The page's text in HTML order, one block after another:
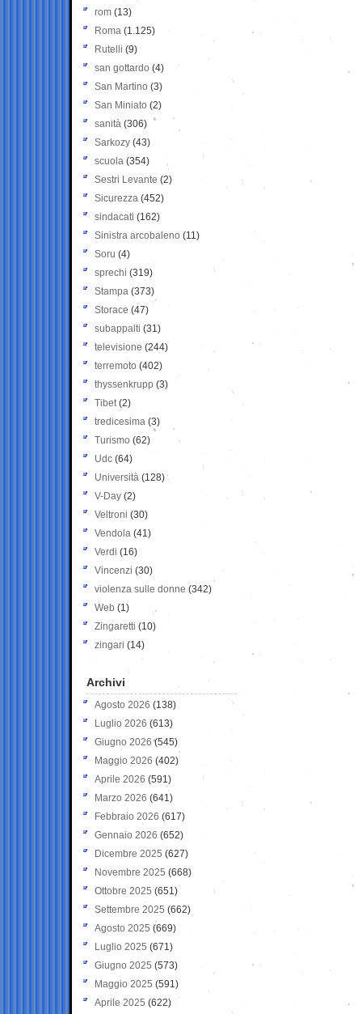
rom (13)
Roma (1.125)
Rutelli (9)
san gottardo (4)
San Martino (3)
San Miniato (2)
sanità (306)
Sarkozy (43)
scuola (354)
Sestri Levante (2)
Sicurezza (452)
sindacati (162)
Sinistra arcobaleno (11)
Soru (4)
sprechi (319)
Stampa (373)
Storace (47)
subappalti (31)
televisione(244)
terremoto (402)
thyssenkrupp (3)
Tibet(2)
tredicesima (3)
Turismo (62)
Udc (64)
Università (128)
V-Day (2)
Veltroni (30)
Vendola (41)
Verdi (16)
Vincenzi (30)
violenza sulle donne (342)
Web (1)
Zingaretti (10)
zingari (14)
Archivi
Agosto 2026 (138)
Luglio 2026 (613)
Giugno 2026 (545)
Maggio 2026 (402)
Aprile 2026 (591)
Marzo 2026 (641)
Febbraio 2026 (617)
Gennaio 2026 (652)
Dicembre 2025 (627)
Novembre 2025 (668)
Ottobre 2025 (651)
Settembre 2025 (662)
Agosto 2025 (669)
Luglio 2025 (671)
Giugno 2025 (573)
Maggio 2025 (591)
Aprile 2025 (622)